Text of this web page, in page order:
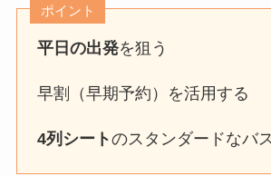
ポイント
平日の出発を狙う
早割（早期予約）を活用する
4列シートのスタンダードなバ